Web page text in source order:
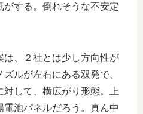
する。倒れそうな不安定
は、２社とは少し方向性が
ルが左右にある双発で、
して、横広がり形態。上
池パネルだろう。真ん中